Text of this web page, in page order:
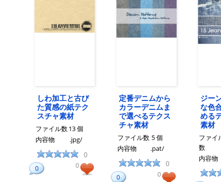
しわ加工と古び
た質感の紙テク
スチャ素材
ファイル数13 個
内容物
.jpg/
0
0 0
定番デニムから
カラーデニムま
で選べるテクス
チャ素材
ファイル数 5 個
内容物
.pat/
0
0 0
ジー
な色
める
素材
ファイ
数
内容物